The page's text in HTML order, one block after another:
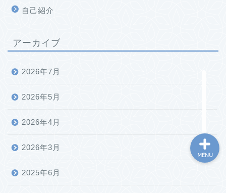
自己紹介
アーカイブ
2026年7月
2026年5月
2026年4月
2026年3月
2025年6月
MENU